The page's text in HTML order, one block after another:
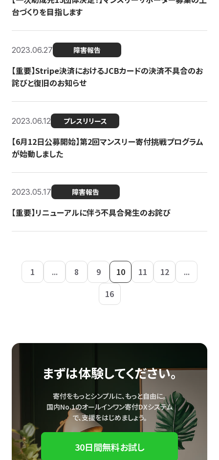
台づくりを目指します
2023.06.27 障害報告
【重要】Stripe決済におけるJCBカードの決済不具合のお
詫びと復旧のお知らせ
2023.06.12 プレスリリース
【6月12日公募開始】第2回マンスリー寄付挑戦プログラム
が始動しました
2023.05.17 障害報告
【重要】リニューアルに伴う不具合発生のお詫び
1 ... 8 9 10 11 12
...
16
まずは体験してください。
寄付をもっとシンプルに、もっと自由に。
国内No.1のオールインワン寄付DXシステム
で、支援をはじめましょう。
30日間無料お試し